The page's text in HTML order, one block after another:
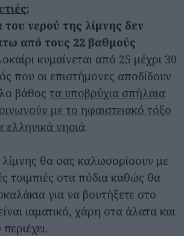
νερού της λίμνης δεν
από τους 22 βαθμούς
κυμαίνεται από 25 μέχρι 30
που οι επιστήμονες αποδίδουν
βάθος τα υποβρύχια σπήλαια
με το ηφαιστειακό τόξο
ελληνικά νησιά.
θα σας καλωσορίσουν με
τσιμπιές στα πόδια καθώς θα
για να βουτήξετε στο
ιαματικό, χάρη στα άλατα και